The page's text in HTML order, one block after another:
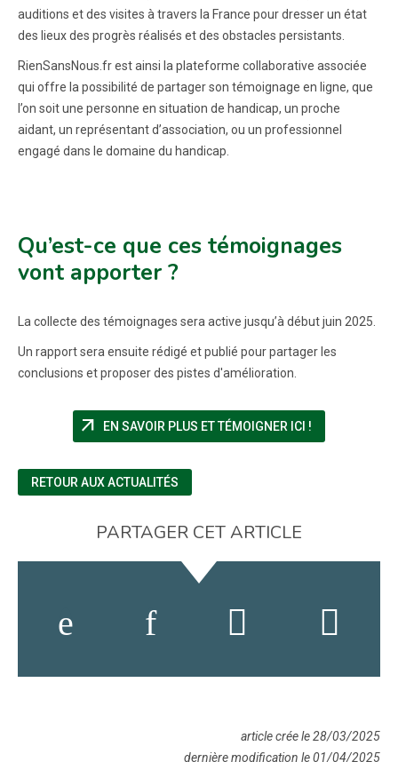
auditions et des visites à travers la France pour dresser un état
des lieux des progrès réalisés et des obstacles persistants.
RienSansNous.fr est ainsi la plateforme collaborative associée
qui offre la possibilité de partager son témoignage en ligne, que
l’on soit une personne en situation de handicap, un proche
aidant, un représentant d’association, ou un professionnel
engagé dans le domaine du handicap.
Qu’est-ce que ces témoignages
vont apporter ?
La collecte des témoignages sera active jusqu’à début juin 2025.
Un rapport sera ensuite rédigé et publié pour partager les
conclusions et proposer des pistes d'amélioration.
arrow_outward EN SAVOIR PLUS ET TÉMOIGNER ICI !
RETOUR AUX ACTUALITÉS
PARTAGER CET ARTICLE
article crée le 28/03/2025
dernière modification le 01/04/2025